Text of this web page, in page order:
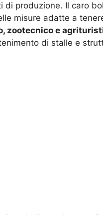
di produzione. Il caro
misure adatte a
zootecnico e
di stalle e